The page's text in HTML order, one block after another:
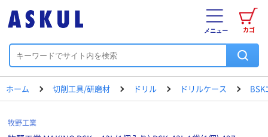
カゴ
メニュー
ホーム 切削工具/研磨材 ドリル ドリルケース BSK
牧野工業